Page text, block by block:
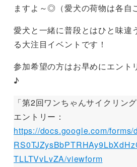
ますよ～◎（愛犬の荷物は各自
愛犬と一緒に普段とはひと味違
る大注目イベントです！
参加希望の方はお早めにエント
♪
「第2回ワンちゃんサイクリン
エントリー：
https://docs.google.com/forms/
TLLTVvLvZA/viewform